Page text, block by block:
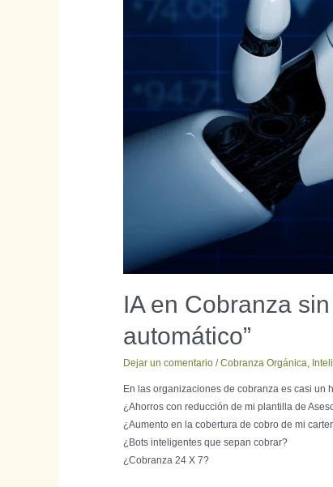
IA en Cobranza
automático”
Dejar un comentario /Cobranza Orgánica,
En las organizaciones de cobranza es casi un
¿Ahorros con reducción de mi plantilla de
¿Aumento en la cobertura de cobro de mi
¿Bots inteligentes que sepan cobrar?
¿Cobranza 24 X 7?